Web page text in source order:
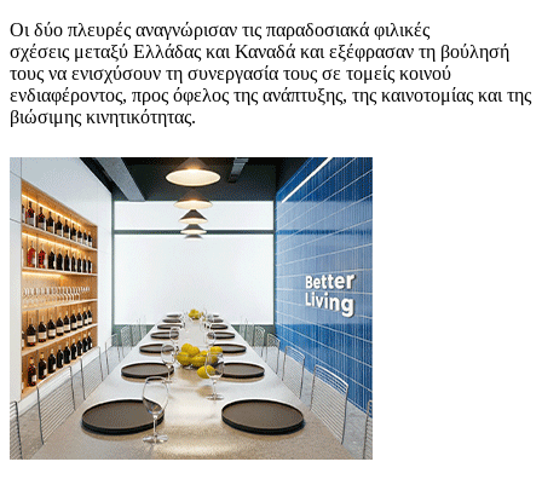
Οι δύο πλευρές αναγνώρισαν τις παραδοσιακά φιλικές
σχέσεις μεταξύ Ελλάδας και Καναδά και εξέφρασαν τη βούλησή
τους να ενισχύσουν τη συνεργασία τους σε τομείς κοινού
ενδιαφέροντος, προς όφελος της ανάπτυξης, της καινοτομίας και της
βιώσιμης κινητικότητας.